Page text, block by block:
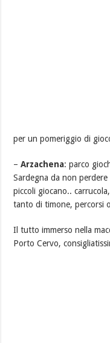
per un pomeriggio di
–Arzachena: parco
Sardegna da non
piccoli giocano..
tanto di timone, percorsi
Il tutto immerso nella
Porto Cervo,